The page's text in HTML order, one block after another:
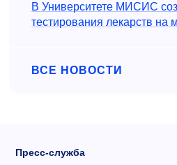
В Университете МИСИС
тестирования лекарств на
ВСЕ НОВОСТИ
Пресс-служба